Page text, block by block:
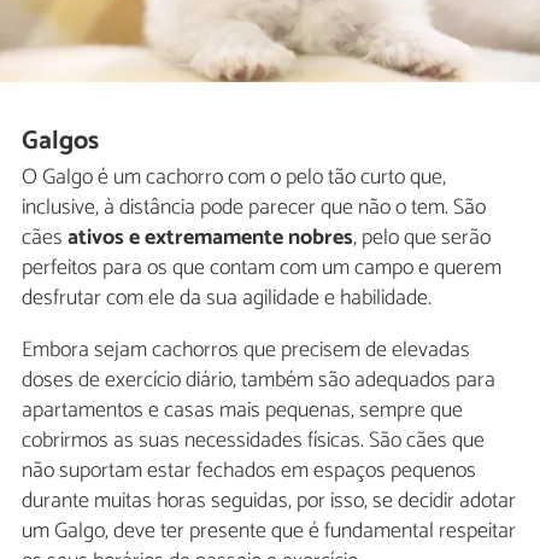
Galgos
O Galgo é um cachorro com o pelo tão curto que,
inclusive, à distância pode parecer que não o tem. São
cãesativos e extremamente nobres, pelo que serão
perfeitos para os que contam com um campo e querem
desfrutar com ele da sua agilidade e habilidade.
Embora sejam cachorros que precisem de elevadas
doses de exercício diário, também são adequados para
apartamentos e casas mais pequenas, sempre que
cobrirmos as suas necessidades físicas. São cães que
não suportam estar fechados em espaços pequenos
durante muitas horas seguidas, por isso, se decidir adotar
um Galgo, deve ter presente que é fundamental respeitar